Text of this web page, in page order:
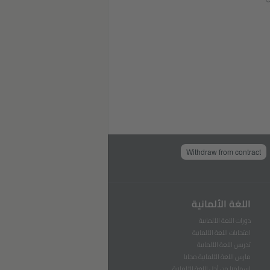
Withdraw from contract
اللغة الألمانية
دورات اللغة الألمانية
امتحانات اللغة الألمانية
تدريس اللغة الألمانية
مارس اللغة الألمانية مجانا